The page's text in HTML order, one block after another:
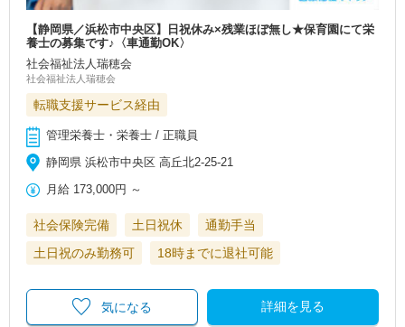
【静岡県／浜松市中央区】日祝休み×残業ほぼ無し★保育園にて栄
養士の募集です♪〈車通勤OK〉
社会福祉法人瑞穂会
社会福祉法人瑞穂会
転職支援サービス経由
管理栄養士・栄養士 / 正職員
静岡県 浜松市中央区 高丘北2-25-21
月給 173,000円 ～
社会保険完備 土日祝休
通勤手当
土日祝のみ勤務可
18時までに退社可能
詳細を見る
気になる